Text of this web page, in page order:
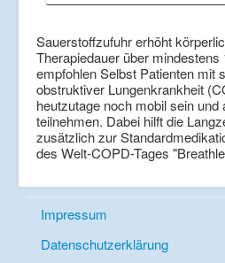
Sauerstoffzufuhr erhöht
Therapiedauer über mindestens
empfohlen Selbst Patienten mit
obstruktiver Lungenkrankheit
heutzutage noch mobil sein und
teilnehmen. Dabei hilft die
zusätzlich zur
des Welt-COPD-Tages
Impressum
Datenschutzerklärung